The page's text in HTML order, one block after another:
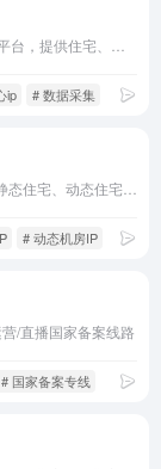
ip # 数据采集
# 动态机房IP
/直播国家备案线路
# 国家备案专线